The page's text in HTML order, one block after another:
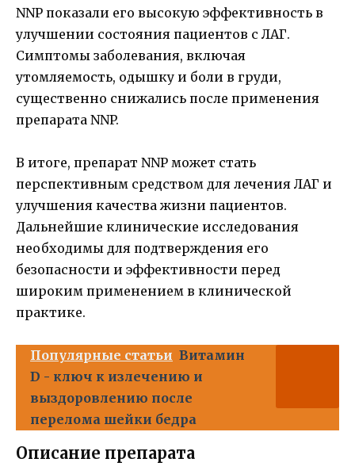
NNP показали его высокую эффективность в
улучшении состояния пациентов с ЛАГ.
Симптомы заболевания, включая
утомляемость, одышку и боли в груди,
существенно снижались после применения
препарата NNP.
В итоге, препарат NNP может стать
перспективным средством для лечения ЛАГ и
улучшения качества жизни пациентов.
Дальнейшие клинические исследования
необходимы для подтверждения его
безопасности и эффективности перед
широким применением в клинической
практике.
Популярные статьи Витамин
D - ключ к излечению и
выздоровлению после
перелома шейки бедра
Описание препарата